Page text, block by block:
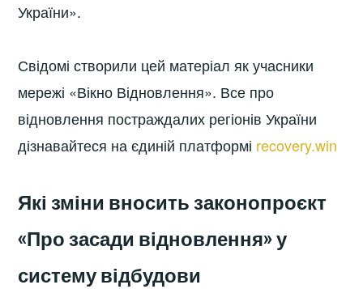
України».
Свідомі створили цей матеріал як учасники
мережі «Вікно Відновлення». Все про
відновлення постраждалих регіонів України
дізнавайтеся на єдиній платформі recovery.win
Які зміни вносить законопроєкт
«Про засади відновлення» у
систему відбудови